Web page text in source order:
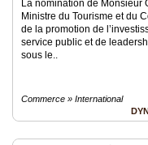
La nomination de Monsieur
Ministre du Tourisme et du
de la promotion de
service public et de
sous le..
Commerce » International